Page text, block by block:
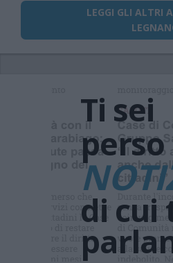
LEGGI GLI ALTRI
Ti sei
perso
di cui